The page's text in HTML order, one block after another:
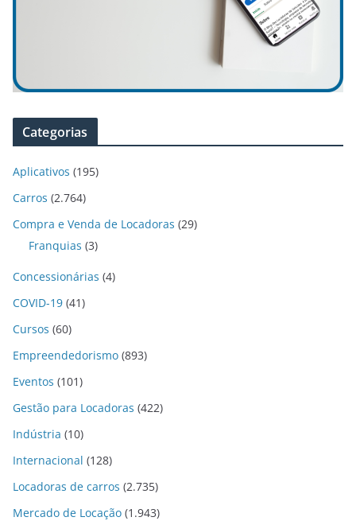
Categorias
Aplicativos (195)
Carros (2.764)
Compra e Venda de Locadoras (29)
Franquias (3)
Concessionárias (4)
COVID-19 (41)
Cursos (60)
Empreendedorismo (893)
Eventos (101)
Gestão para Locadoras (422)
Indústria (10)
Internacional (128)
Locadoras de carros (2.735)
Mercado de Locação (1.943)